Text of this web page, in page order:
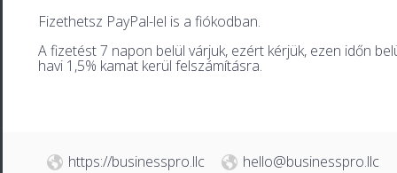
Fizethetsz PayPal-lel is a fiókodban.
A fizetést 7 napon belül várjuk, ezért kérjük, ezen időn
havi 1,5% kamat kerül felszámításra.
https://businesspro.llc hello@businesspro.llc